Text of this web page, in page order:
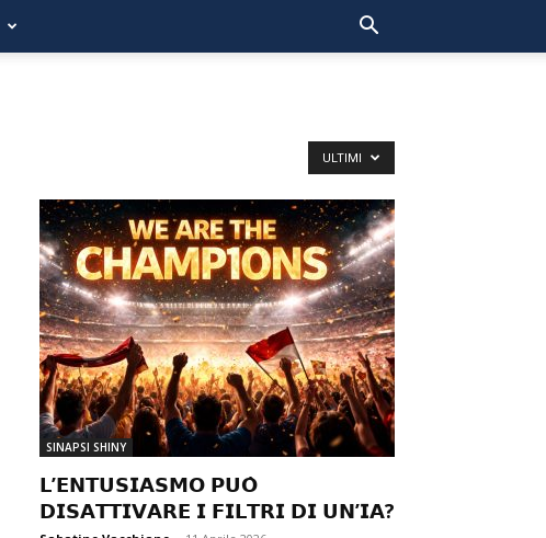
ULTIMI
SINAPSI SHINY
𝗟’𝗘𝗡𝗧𝗨𝗦𝗜𝗔𝗦𝗠𝗢 𝗣𝗨𝗢̀
𝗗𝗜𝗦𝗔𝗧𝗧𝗜𝗩𝗔𝗥𝗘 𝗜 𝗙𝗜𝗟𝗧𝗥𝗜 𝗗𝗜 𝗨𝗡’𝗜𝗔?